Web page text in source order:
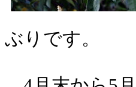
ぶりです。